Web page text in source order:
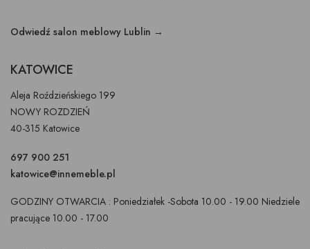
Odwiedź salon meblowy Lublin →
KATOWICE
Aleja Roździeńskiego 199
NOWY ROZDZIEŃ
40-315 Katowice
697 900 251
katowice@innemeble.pl
GODZINY OTWARCIA : Poniedziałek -Sobota 10.00 - 19.00 Niedziele
pracujące 10.00 - 17.00